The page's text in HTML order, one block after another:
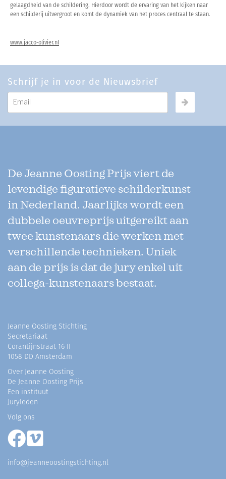
gelaagdheid van de schildering. Hierdoor wordt de ervaring van het kijken naar
een schilderij uitvergroot en komt de dynamiek van het proces centraal te staan.
www.jacco-olivier.nl
Schrijf je in voor de Nieuwsbrief
De Jeanne Oosting Prijs viert de
levendige figuratieve schilderkunst
in Nederland. Jaarlijks wordt een
dubbele oeuvreprijs uitgereikt aan
twee kunstenaars die werken met
verschillende technieken. Uniek
aan de prijs is dat de jury enkel uit
collega-kunstenaars bestaat.
Jeanne Oosting Stichting
Secretariaat
Corantijnstraat 16 II
1058 DD Amsterdam
Over Jeanne Oosting
De Jeanne Oosting Prijs
Een instituut
Juryleden
Volg ons
info@jeanneoostingstichting.nl